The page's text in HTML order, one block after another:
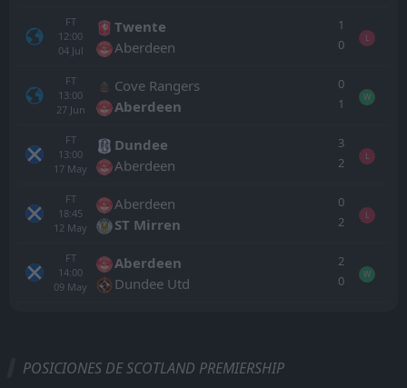
FT
12:00
04 Jul
Twente
Aberdeen
1
0
L
FT
13:00
27 Jun
Cove Rangers
Aberdeen
0
1
W
FT
13:00
17 May
Dundee
Aberdeen
3
2
L
FT
18:45
12 May
Aberdeen
ST Mirren
0
2
L
FT
14:00
09 May
Aberdeen
Dundee Utd
2
0
W
POSICIONES DE SCOTLAND PREMIERSHIP